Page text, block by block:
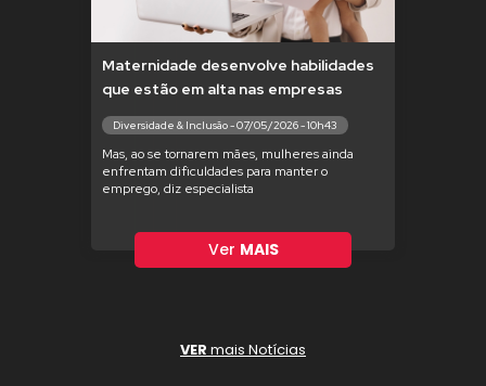
Maternidade desenvolve habilidades
que estão em alta nas empresas
Diversidade & Inclusão - 07/05/2026 - 10h43
Mas, ao se tornarem mães, mulheres ainda
enfrentam dificuldades para manter o
emprego, diz especialista
Ver MAIS
VER mais Notícias